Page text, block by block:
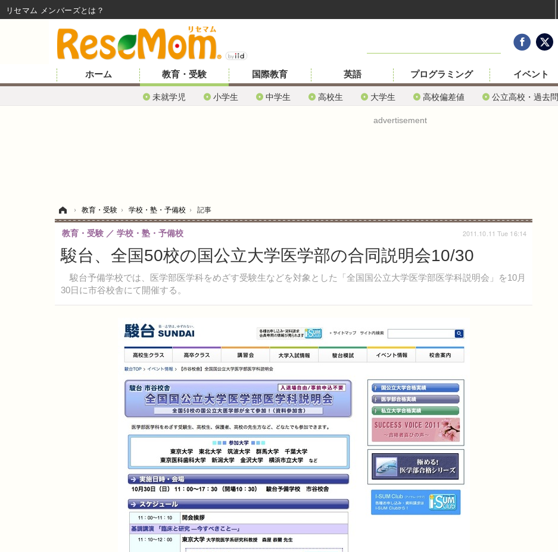
ホーム 教育・受験
未就学児 小学生 中学生 高校生 大学生 高校偏差値 公立高校・過去問
国際教育 英語 プログラミング イベント
advertisement
› 教育・受験 › 学校・塾・予備校 › 記事
駿台、全国50校の国公立大学医学部の合同説明会10/30
駿台予備学校では、医学部医学科をめざす受験生などを対象とした「全国国公立大学医学部医学科説明会」を10月
30日に市谷校舎にて開催する。
教育・受験 学校・塾・予備校 2011.10.11 Tue 16:14
リセマム メンバーズ